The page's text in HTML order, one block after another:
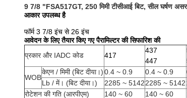
9 7/8 "FSA517GT, 250 मिमी टीसीआई बिट, सील घर्षण
आकार उपलब्ध है
फॉर्म 3 7/8 इंच से 26 इंच
आवेदन के लिए तैयार किए गए पैरामिल्टर की सिफारिश की
प्रकार और IADC कोड
417
437
447
WOB
केएन / मिमी (बिट दीया।)0.4 ~ 0.9 0.4 ~ 0.9
Lb / में। (बिट दीया।) 2285 ~ 51422285 ~ 5142
रोटेशन की गति (आरपीएम)
140 ~ 60 140 ~ 60